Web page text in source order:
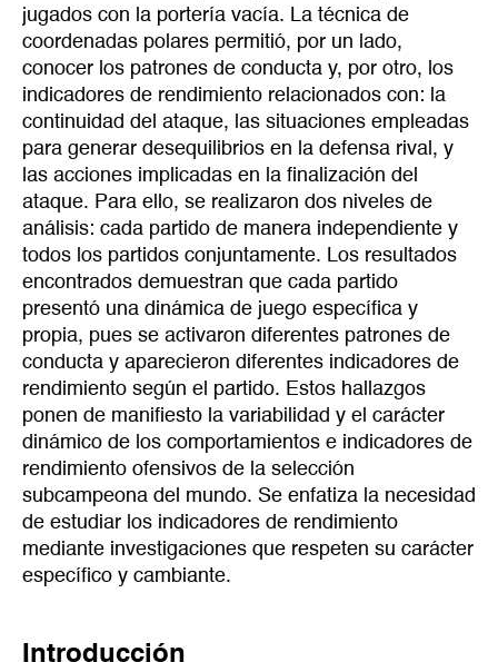
jugados con la portería vacía. La técnica de
coordenadas polares permitió, por un lado,
conocer los patrones de conducta y, por otro, los
indicadores de rendimiento relacionados con: la
continuidad del ataque, las situaciones empleadas
para generar desequilibrios en la defensa rival, y
las acciones implicadas en la finalización del
ataque. Para ello, se realizaron dos niveles de
análisis: cada partido de manera independiente y
todos los partidos conjuntamente. Los resultados
encontrados demuestran que cada partido
presentó una dinámica de juego específica y
propia, pues se activaron diferentes patrones de
conducta y aparecieron diferentes indicadores de
rendimiento según el partido. Estos hallazgos
ponen de manifiesto la variabilidad y el carácter
dinámico de los comportamientos e indicadores de
rendimiento ofensivos de la selección
subcampeona del mundo. Se enfatiza la necesidad
de estudiar los indicadores de rendimiento
mediante investigaciones que respeten su carácter
específico y cambiante.
Introducción